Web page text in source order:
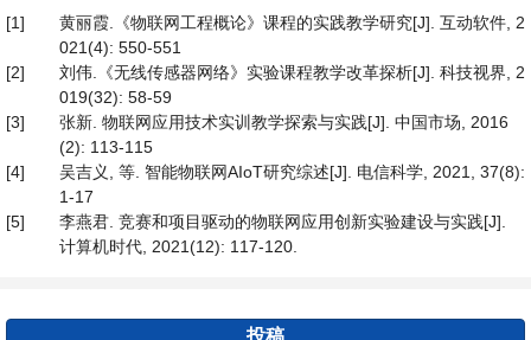
[1]
黄丽霞.《物联网工程概论》课程的实践教学研究[J]. 互动软件, 2
021(4): 550-551
[2]
刘伟.《无线传感器网络》实验课程教学改革探析[J]. 科技视界, 2
019(32): 58-59
[3]
张新. 物联网应用技术实训教学探索与实践[J]. 中国市场, 2016
(2): 113-115
[4]
吴吉义, 等. 智能物联网AIoT研究综述[J]. 电信科学, 2021, 37(8):
1-17
[5]
李燕君. 竞赛和项目驱动的物联网应用创新实验建设与实践[J].
计算机时代, 2021(12): 117-120.
投稿